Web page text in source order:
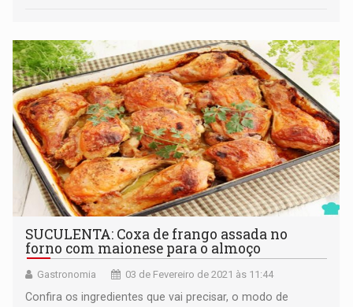
SUCULENTA: Coxa de frango assada no
forno com maionese para o almoço
Gastronomia 03 de Fevereiro de 2021 às 11:44
Confira os ingredientes que vai precisar, o modo de